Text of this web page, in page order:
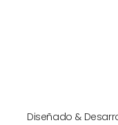
Diseñado &